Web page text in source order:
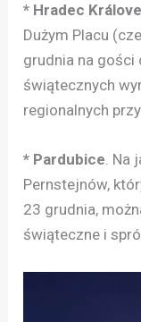
* Hradec Králove
Dużym Placu
grudnia na
świątecznych
regionalnych
* Pardubice. Na
Pernstejnów,
23 grudnia,
świąteczne i